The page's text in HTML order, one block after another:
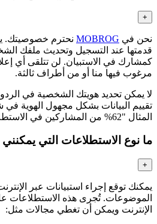
+
نحن في MOBROG نحترم خصوصيتك.
قدمتها عند التسجيل وتحديث ملفك
كمشارك في الاستبيان. لن تتلقى أي
مرغوب فيها منا أو من أطراف ثالثة.
لا يمكن تحديد هويتك الشخصية في
تقييم البيانات بشكل مجهول الهوية
المثال "62% من المشاركين في الاستطلاع يعتقدون أن...".
ما نوع الاستطلاعات التي يمكنني
+
يمكنك توقع إجراء استبيانات عبر
الموضوعات. تُجرى هذه الاستطلاعات
الإنترنت ويمكن أن تغطي مجالات مثل: